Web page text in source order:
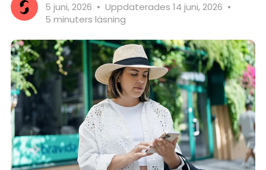
5 juni, 2026 • Uppdaterades 14 juni, 2026 •
5 minuters läsning